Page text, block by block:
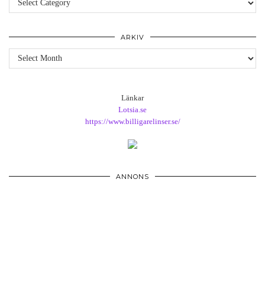
ARKIV
Arkiv
Länkar
Lotsia.se
https://www.billigarelinser.se/
ANNONS